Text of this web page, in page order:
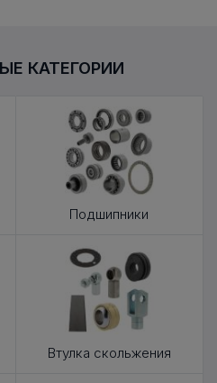
КАТЕГОРИИ
Подшипники
Втулка скольжения